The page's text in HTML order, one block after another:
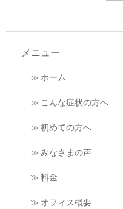
メニュー
≫ ホーム
≫ こんな症状の方へ
≫ 初めての方へ
≫ みなさまの声
≫ 料金
≫ オフィス概要